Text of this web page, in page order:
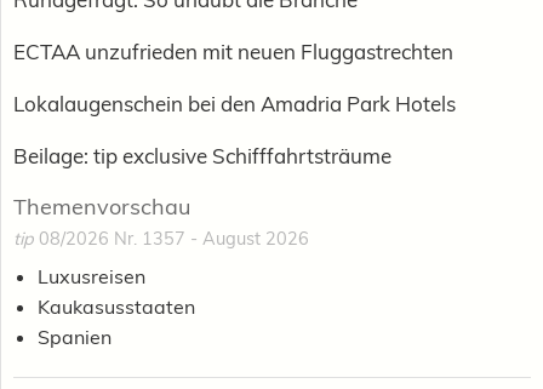
ECTAA unzufrieden mit neuen Fluggastrechten
Lokalaugenschein bei den Amadria Park Hotels
Beilage: tip exclusive Schifffahrtsträume
Themenvorschau
tip 08/2026 Nr. 1357 - August 2026
Luxusreisen
Kaukasusstaaten
Spanien